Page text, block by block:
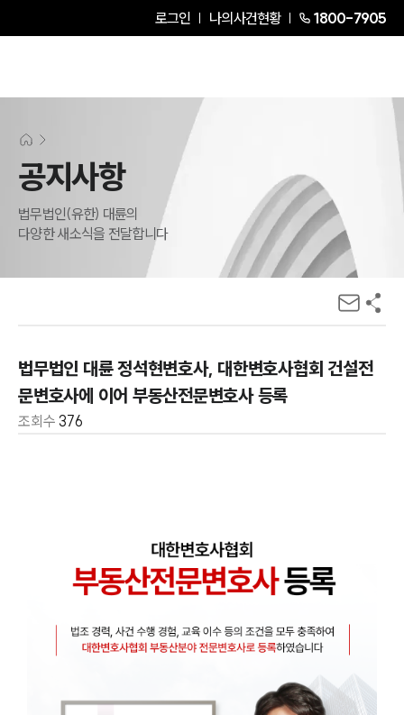
로그인 나의사건현황 1800-7905
공지사항
법무법인(유한) 대륜의
다양한 새소식을 전달합니다
법무법인 대륜 정석현변호사, 대한변호사협회 건설전
문변호사에 이어 부동산전문변호사 등록
조회수 376